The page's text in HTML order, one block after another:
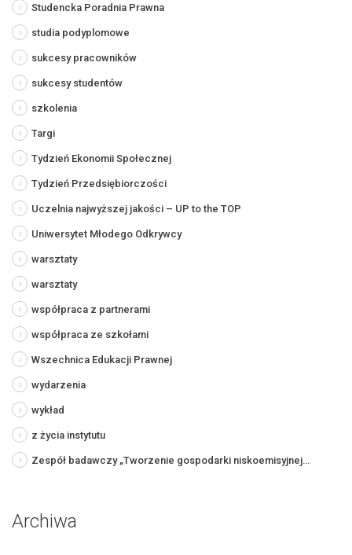
Studencka Poradnia Prawna
studia podyplomowe
sukcesy pracowników
sukcesy studentów
szkolenia
Targi
Tydzień Ekonomii Społecznej
Tydzień Przedsiębiorczości
Uczelnia najwyższej jakości – UP to the TOP
Uniwersytet Młodego Odkrywcy
warsztaty
warsztaty
współpraca z partnerami
współpraca ze szkołami
Wszechnica Edukacji Prawnej
wydarzenia
wykład
z życia instytutu
Zespół badawczy „Tworzenie gospodarki niskoemisyjnej…
Archiwa